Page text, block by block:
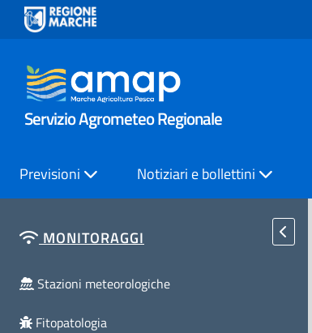
Servizio Agrometeo Regionale
Previsioni Notiziari e bollettini
MONITORAGGI
Stazioni meteorologiche
Fitopatologia